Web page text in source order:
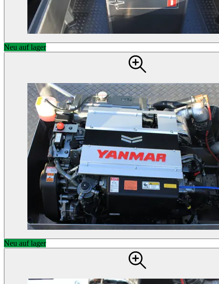
Neu auf lager
Neu auf lager